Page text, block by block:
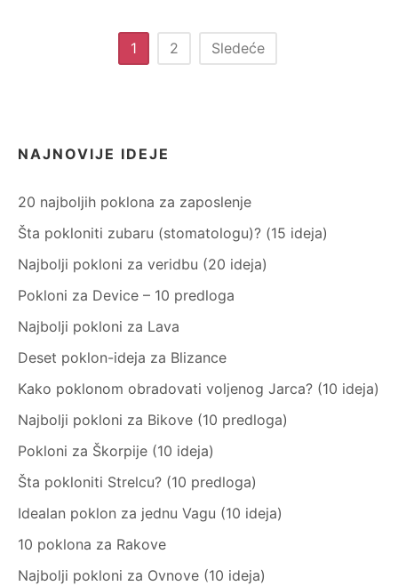
1 2 Sledeće
NAJNOVIJE IDEJE
20 najboljih poklona za zaposlenje
Šta pokloniti zubaru (stomatologu)? (15 ideja)
Najbolji pokloni za veridbu (20 ideja)
Pokloni za Device – 10 predloga
Najbolji pokloni za Lava
Deset poklon-ideja za Blizance
Kako poklonom obradovati voljenog Jarca? (10 ideja)
Najbolji pokloni za Bikove (10 predloga)
Pokloni za Škorpije (10 ideja)
Šta pokloniti Strelcu? (10 predloga)
Idealan poklon za jednu Vagu (10 ideja)
10 poklona za Rakove
Najbolji pokloni za Ovnove (10 ideja)